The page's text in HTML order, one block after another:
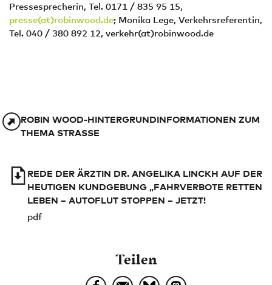
Pressesprecherin, Tel. 0171 / 835 95 15,
presse(at)robinwood.de; Monika Lege, Verkehrsreferentin,
Tel. 040 / 380 892 12, verkehr(at)robinwood.de
ROBIN WOOD-HINTERGRUNDINFORMATIONEN ZUM
THEMA STRASSE
REDE DER ÄRZTIN DR. ANGELIKA LINCKH AUF DER
HEUTIGEN KUNDGEBUNG „FAHRVERBOTE RETTEN
LEBEN – AUTOFLUT STOPPEN – JETZT!
pdf
Teilen